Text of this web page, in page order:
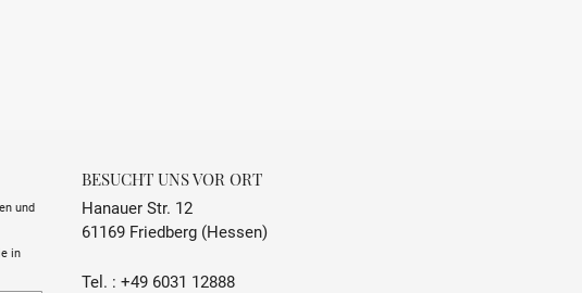
und
in
BESUCHT UNS VOR ORT
Hanauer Str. 12
61169 Friedberg (Hessen)
Tel. : +49 6031 12888